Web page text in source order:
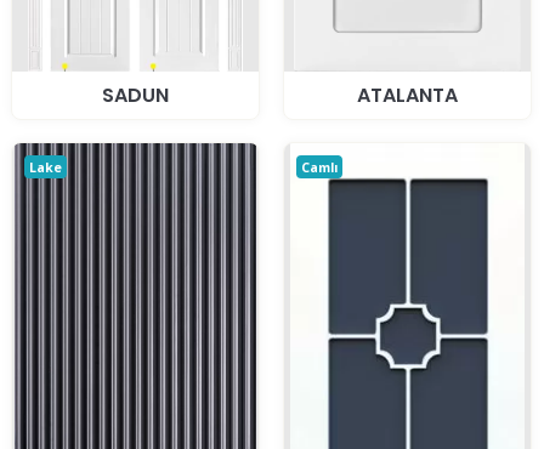
SADUN ATALANTA
Lake Camlı